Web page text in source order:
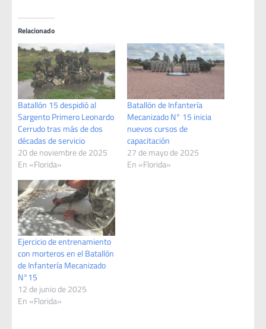
Relacionado
Batallón 15 despidió al
Sargento Primero Leonardo
Cerrudo tras más de dos
décadas de servicio
20 de noviembre de 2025
En «Florida»
Batallón de Infantería
Mecanizado N° 15 inicia
nuevos cursos de
capacitación
27 de mayo de 2025
En «Florida»
Ejercicio de entrenamiento
con morteros en el Batallón
de Infantería Mecanizado
N°15
12 de junio de 2025
En «Florida»